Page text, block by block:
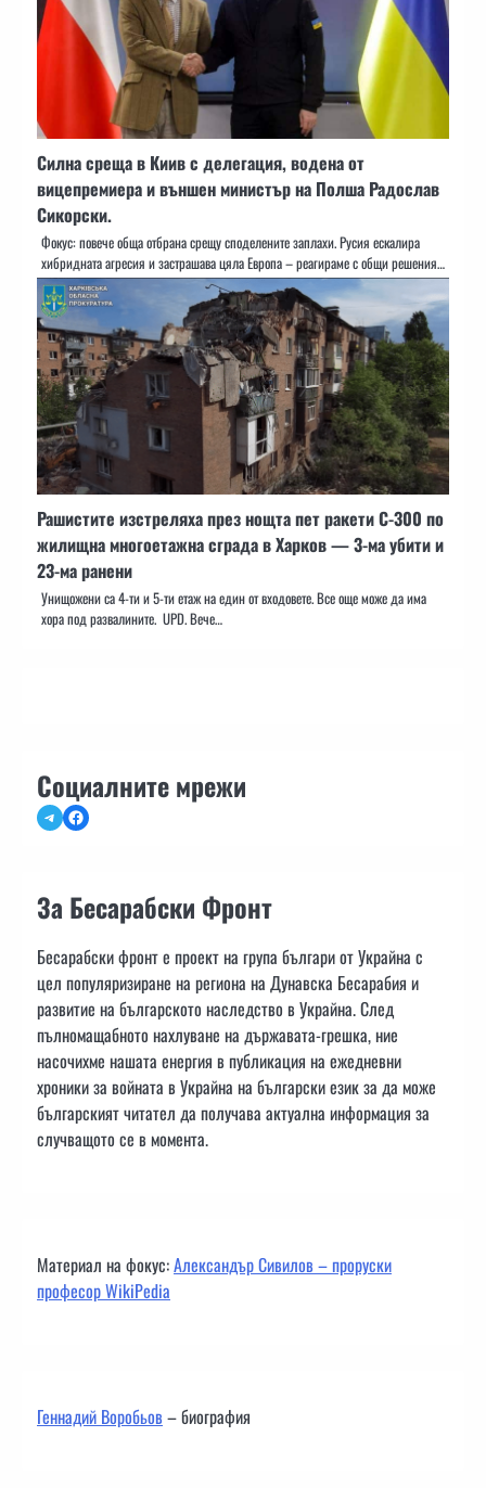
Силна среща в Киив с делегация, водена от
вицепремиера и външен министър на Полша Радослав
Сикорски.
Фокус: повече обща отбрана срещу споделените заплахи. Русия ескалира
хибридната агресия и застрашава цяла Европа – реагираме с общи решения…
Рашистите изстреляха през нощта пет ракети С-300 по
жилищна многоетажна сграда в Харков — 3-ма убити и
23-ма ранени
Унищожени са 4-ти и 5-ти етаж на един от входовете. Все още може да има
хора под развалините. UPD. Вече…
Социалните мрежи
TelegramFacebook
За Бесарабски Фронт
Бесарабски фронт е проект на група българи от Украйна с
цел популяризиране на региона на Дунавска Бесарабия и
развитие на българското наследство в Украйна. След
пълномащабното нахлуване на държавата-грешка, ние
насочихме нашата енергия в публикация на ежедневни
хроники за войната в Украйна на български език за да може
българският читател да получава актуална информация за
случващото се в момента.
Материал на фокус:Александър Сивилов – проруски
професор WikiPedia
Геннадий Воробьов– биография